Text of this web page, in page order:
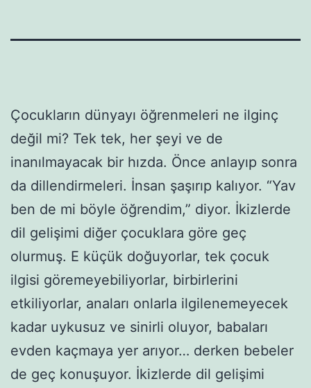
Çocukların dünyayı öğrenmeleri ne ilginç
değil mi? Tek tek, her şeyi ve de
inanılmayacak bir hızda. Önce anlayıp sonra
da dillendirmeleri. İnsan şaşırıp kalıyor. “Yav
ben de mi böyle öğrendim,” diyor. İkizlerde
dil gelişimi diğer çocuklara göre geç
olurmuş. E küçük doğuyorlar, tek çocuk
ilgisi göremeyebiliyorlar, birbirlerini
etkiliyorlar, anaları onlarla ilgilenemeyecek
kadar uykusuz ve sinirli oluyor, babaları
evden kaçmaya yer arıyor… derken bebeler
de geç konuşuyor. İkizlerde dil gelişimi